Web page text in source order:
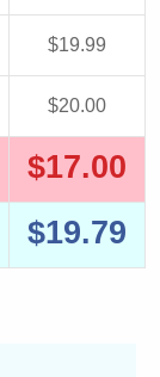
$19.99
$20.00
$17.00
$19.79